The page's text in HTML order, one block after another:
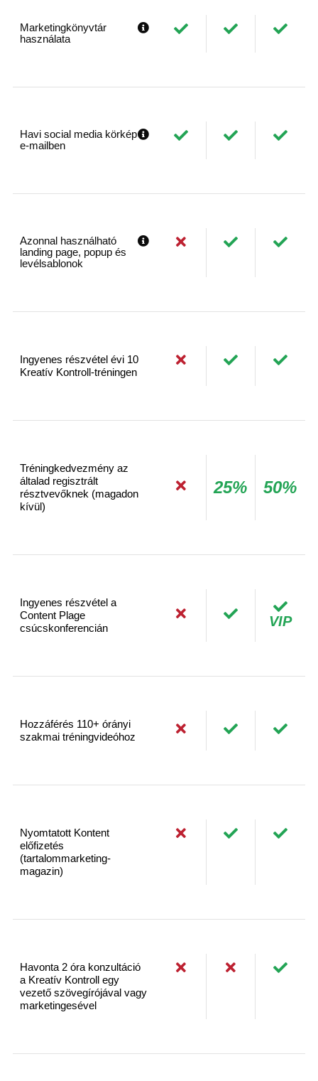
Marketingkönyvtár
használata
Havi social media körkép
e-mailben
Azonnal használható
landing page, popup és
levélsablonok
Ingyenes részvétel évi 10
Kreatív Kontroll-tréningen
Tréningkedvezmény az
általad regisztrált
résztvevőknek (magadon
kívül)
25% 50%
Ingyenes részvétel a
Content Plage
csúcskonferencián
VIP
Hozzáférés 110+ órányi
szakmai tréningvideóhoz
Nyomtatott Kontent
előfizetés
(tartalommarketing-
magazin)
Havonta 2 óra konzultáció
a Kreatív Kontroll egy
vezető szövegírójával vagy
marketingesével